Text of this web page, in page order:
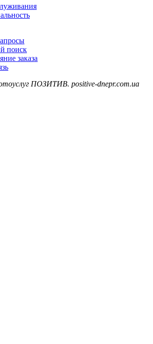
поиск
заказа
ПОЗИТИВ. positive-dnepr.com.ua